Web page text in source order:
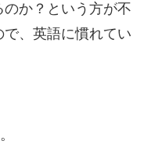
か？という方が不
、英語に慣れてい